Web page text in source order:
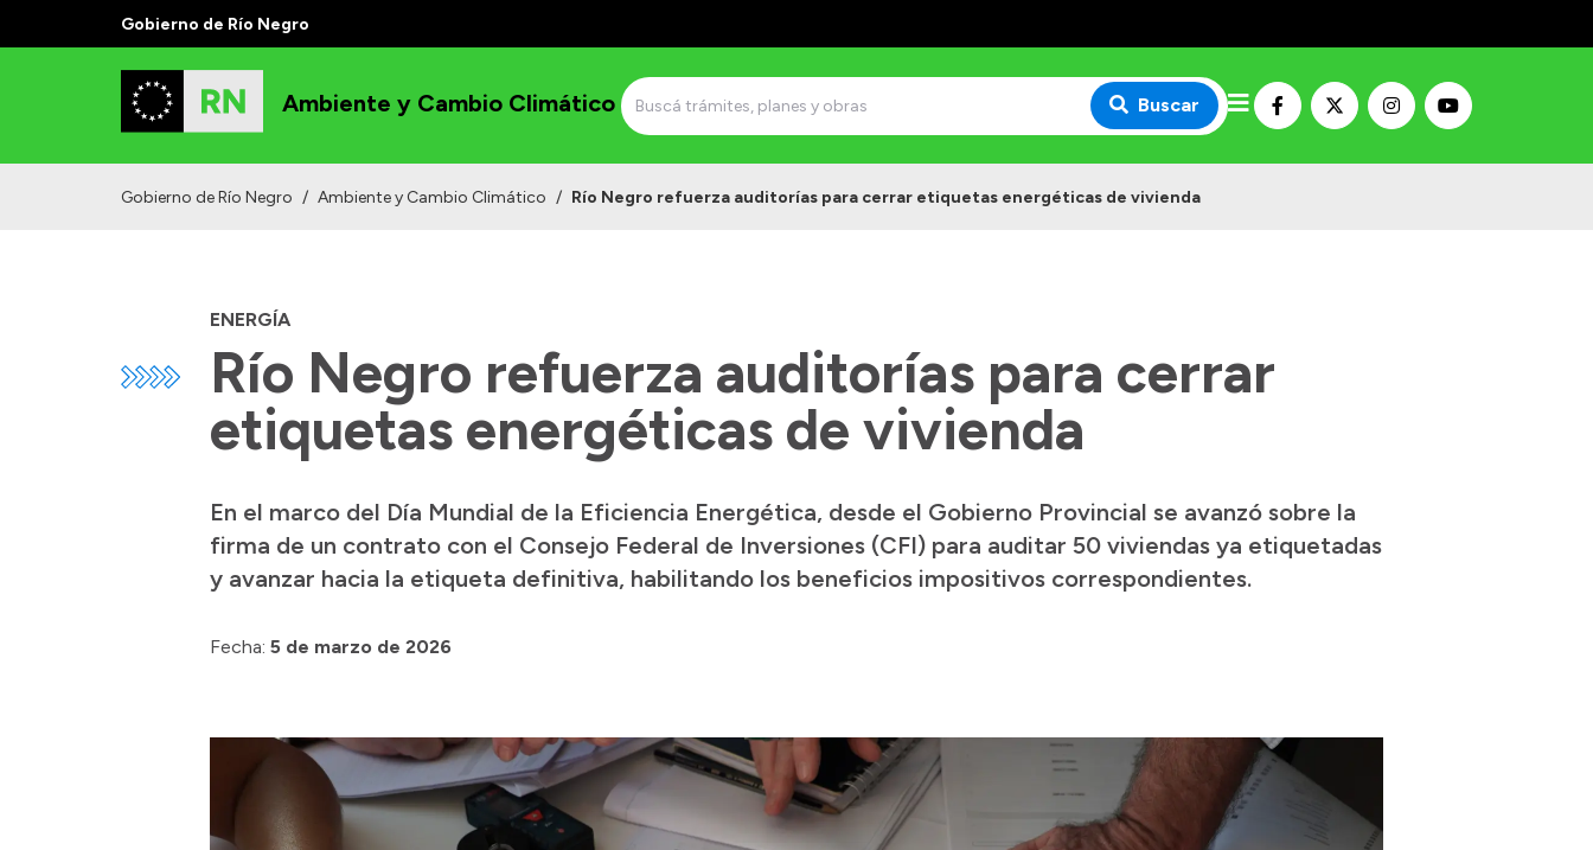
Gobierno de Río Negro
Ambiente y Cambio Climático Buscar
Gobierno de Río Negro / Ambiente y Cambio Climático / Río Negro refuerza auditorías para cerrar etiquetas energéticas de vivienda
ENERGÍA
Río Negro refuerza auditorías para cerrar
etiquetas energéticas de vivienda
En el marco del Día Mundial de la Eficiencia Energética, desde el Gobierno Provincial se avanzó sobre la
firma de un contrato con el Consejo Federal de Inversiones (CFI) para auditar 50 viviendas ya etiquetadas
y avanzar hacia la etiqueta definitiva, habilitando los beneficios impositivos correspondientes.
Fecha: 5 de marzo de 2026